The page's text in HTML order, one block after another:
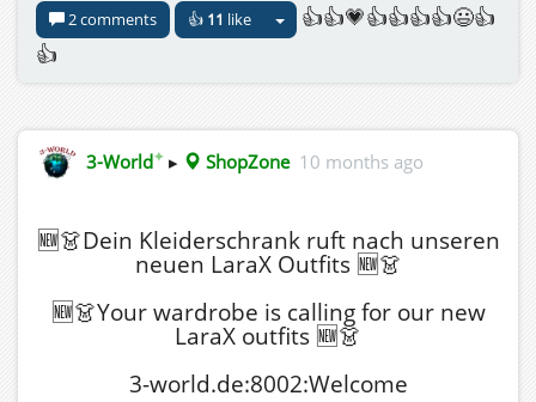
2 comments 👍 11 like
👍👍💗👍👍👍👍😃👍
👍
3-World✦ ▸ ShopZone 10 months ago
🆕👗Dein Kleiderschrank ruft nach unseren
neuen LaraX Outfits 🆕👗
🆕👗Your wardrobe is calling for our new
LaraX outfits 🆕👗
3-world.de:8002:Welcome